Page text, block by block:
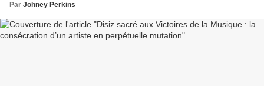
Par Johney Perkins